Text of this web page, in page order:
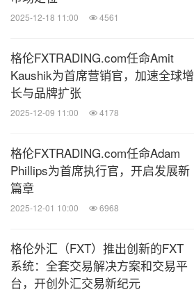
2025-12-18 11:00 4561
格伦FXTRADING.com任命Amit
Kaushik为首席营销官，加速全球增
长与品牌扩张
2025-12-09 11:00 4178
格伦FXTRADING.com任命Adam
Phillips为首席执行官，开启发展新
篇章
2025-12-01 10:00 6968
格伦外汇（FXT）推出创新的FXT
系统：全套交易解决方案和交易平
台，开创外汇交易新纪元